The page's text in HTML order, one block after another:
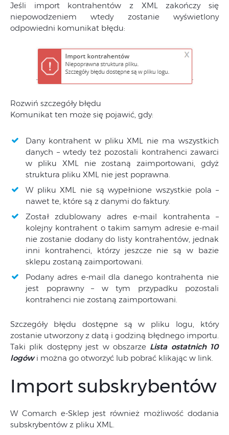
Jeśli import kontrahentów z XML zakończy się
niepowodzeniem wtedy zostanie wyświetlony
odpowiedni komunikat błędu:
Rozwiń szczegóły błędu
Komunikat ten może się pojawić, gdy:
Dany kontrahent w pliku XML nie ma wszystkich
danych – wtedy też pozostali kontrahenci zawarci
w pliku XML nie zostaną zaimportowani, gdyż
struktura pliku XML nie jest poprawna.
W pliku XML nie są wypełnione wszystkie pola –
nawet te, które są z danymi do faktury.
Został zdublowany adres e-mail kontrahenta –
kolejny kontrahent o takim samym adresie e-mail
nie zostanie dodany do listy kontrahentów, jednak
inni kontrahenci, którzy jeszcze nie są w bazie
sklepu zostaną zaimportowani.
Podany adres e-mail dla danego kontrahenta nie
jest poprawny – w tym przypadku pozostali
kontrahenci nie zostaną zaimportowani.
Szczegóły błędu dostępne są w pliku logu, który
zostanie utworzony z datą i godziną błędnego importu.
Taki plik dostępny jest w obszarze Lista ostatnich 10
logówi można go otworzyć lub pobrać klikając w link.
Import subskrybentów
W Comarch e-Sklep jest również możliwość dodania
subskrybentów z pliku XML.